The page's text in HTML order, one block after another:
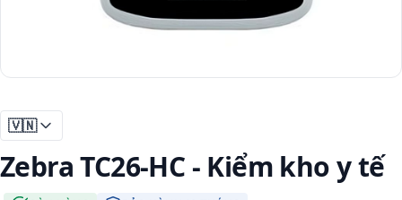
🇻🇳
Zebra TC26-HC - Kiểm kho y tế